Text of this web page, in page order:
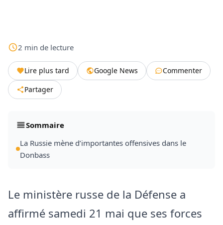
2 min de lecture
Lire plus tard Google News
Commenter
Partager
Sommaire
La Russie mène d’importantes offensives dans le
Donbass
Le ministère russe de la Défense a
affirmé samedi 21 mai que ses forces